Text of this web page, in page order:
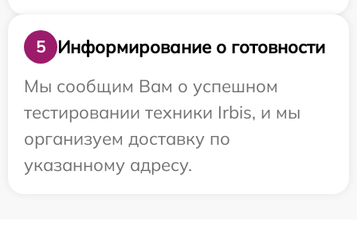
5
Информирование о готовности
Мы сообщим Вам о успешном
тестировании техники Irbis, и мы
организуем доставку по
указанному адресу.